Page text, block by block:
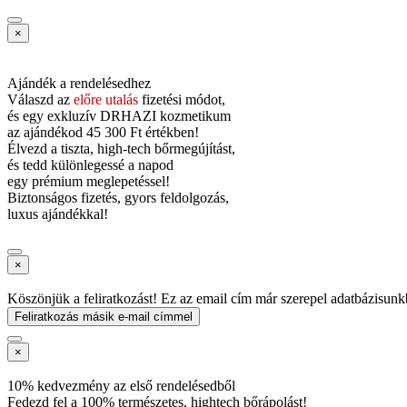
×
Ajándék a rendelésedhez
Válaszd az előre utalás fizetési módot,
és egy exkluzív DRHAZI kozmetikum
az ajándékod 45 300 Ft értékben!
Élvezd a tiszta, high-tech bőrmegújítást,
és tedd különlegessé a napod
egy prémium meglepetéssel!
Biztonságos fizetés, gyors feldolgozás,
luxus ajándékkal!
×
Köszönjük a feliratkozást! Ez az email cím már szerepel
Feliratkozás másik e-mail címmel
×
10% kedvezmény az első rendelésedből
Fedezd fel a 100% természetes, hightech bőrápolást!